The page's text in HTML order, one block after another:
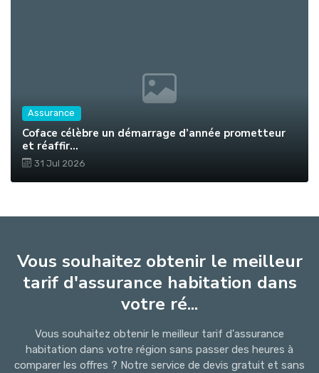
Assurance
Coface célèbre un démarrage d’année prometteur
et réaffir...
31 Jul 2026
Vous souhaitez obtenir le meilleur
tarif d'assurance habitation dans
votre ré...
Vous souhaitez obtenir le meilleur tarif d'assurance
habitation dans votre région sans passer des heures à
comparer les offres ? Notre service de devis gratuit et sans